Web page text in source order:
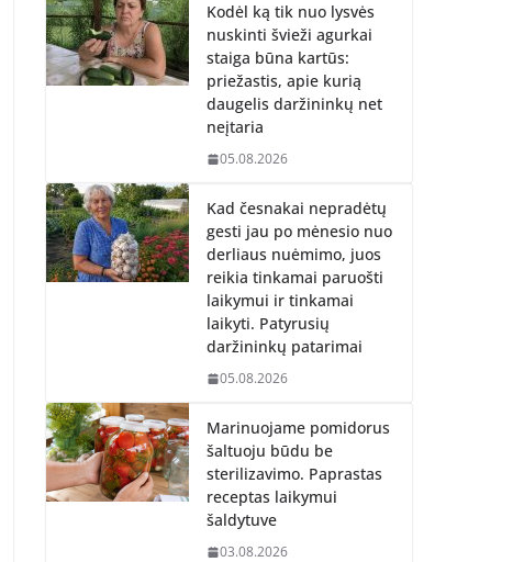
Kodėl ką tik nuo lysvės
nuskinti švieži agurkai
staiga būna kartūs:
priežastis, apie kurią
daugelis daržininkų net
neįtaria
05.08.2026
Kad česnakai nepradėtų
gesti jau po mėnesio nuo
derliaus nuėmimo, juos
reikia tinkamai paruošti
laikymui ir tinkamai
laikyti. Patyrusių
daržininkų patarimai
05.08.2026
Marinuojame pomidorus
šaltuoju būdu be
sterilizavimo. Paprastas
receptas laikymui
šaldytuve
03.08.2026